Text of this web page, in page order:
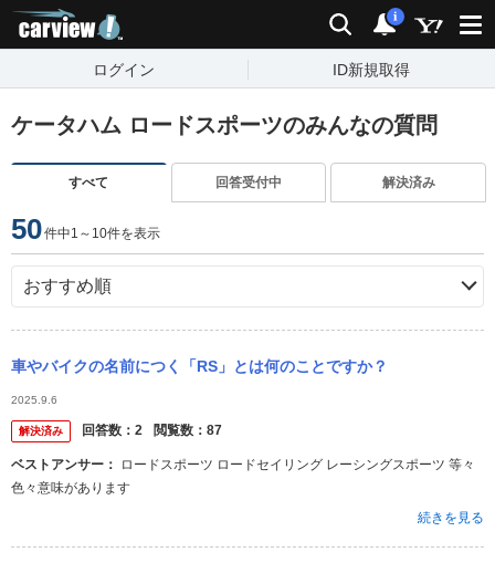
検索 通知
i
ログイン ID新規取得
ケータハム ロードスポーツのみんなの質問
すべて 回答受付中 解決済み
50件中1～10件を表示
車やバイクの名前につく「RS」とは何のことですか？
2025.9.6
解決済み 回答数： 2 閲覧数： 87
ベストアンサー：
色々意味があります
続きを見る